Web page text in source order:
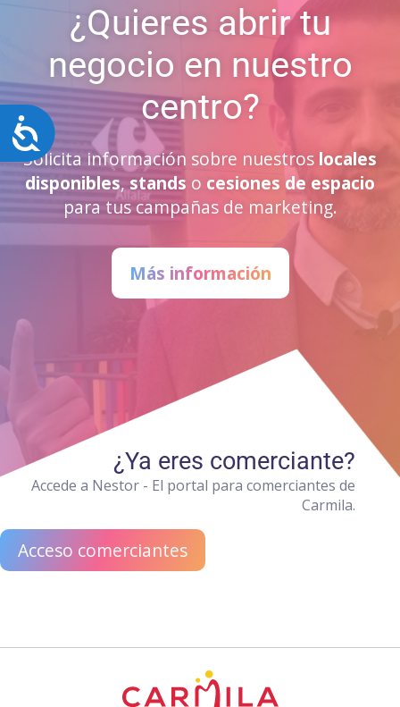
Accesibilidad
¿Quieres abrir tu
negocio en nuestro
centro?
Solicita información sobre nuestros locales
disponibles, stands o cesiones de espacio
para tus campañas de marketing.
Más información
¿Ya eres comerciante?
Accede a Nestor - El portal para comerciantes de
Carmila.
Acceso comerciantes